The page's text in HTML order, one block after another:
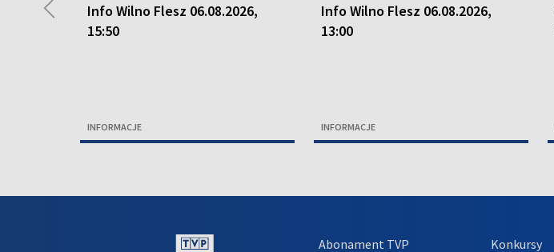
Info Wilno Flesz 06.08.2026,
15:50
INFORMACJE
Info Wilno Flesz 06.08.2026,
13:00
INFORMACJE
◀
Abonament TVP
Konkursy